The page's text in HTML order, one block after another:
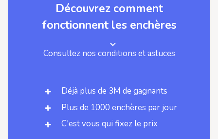
Découvrez comment
fonctionnent les enchères
Consultez nos conditions et astuces
Déjà plus de 3M de gagnants
Plus de 1000 enchères par jour
C'est vous qui fixez le prix